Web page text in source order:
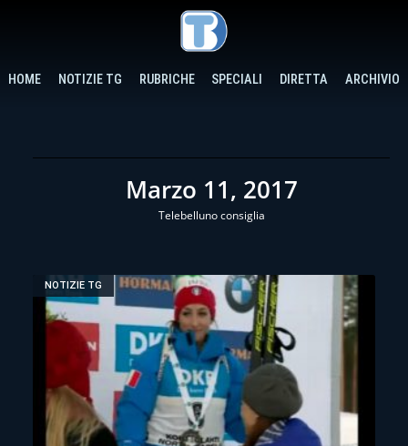
HOME NOTIZIE TG RUBRICHE SPECIALI DIRETTA ARCHIVIO
Marzo 11, 2017
Telebelluno consiglia
NOTIZIE TG